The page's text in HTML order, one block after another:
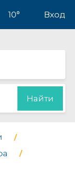
10° Вход
Найти